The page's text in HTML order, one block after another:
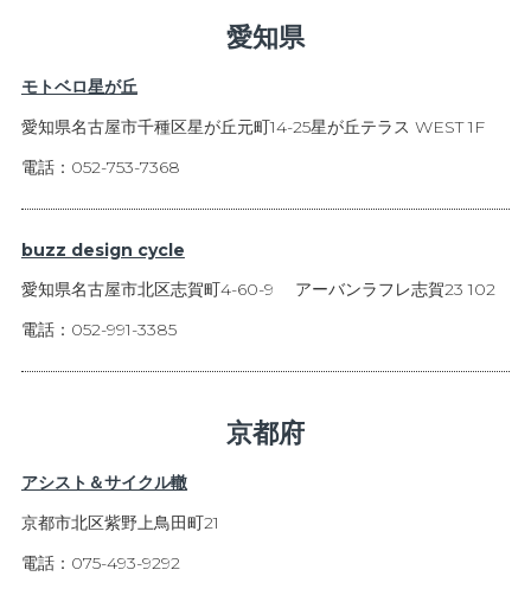
愛知県
モトベロ星が丘
愛知県名古屋市千種区星が丘元町14-25星が丘テラス WEST 1F
電話：052-753-7368
buzz design cycle
愛知県名古屋市北区志賀町4-60-9 アーバンラフレ志賀23 102
電話：052-991-3385
京都府
アシスト＆サイクル轍
京都市北区紫野上鳥田町21
電話：075-493-9292